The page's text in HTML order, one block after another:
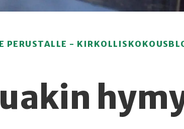
PERUSTALLE -